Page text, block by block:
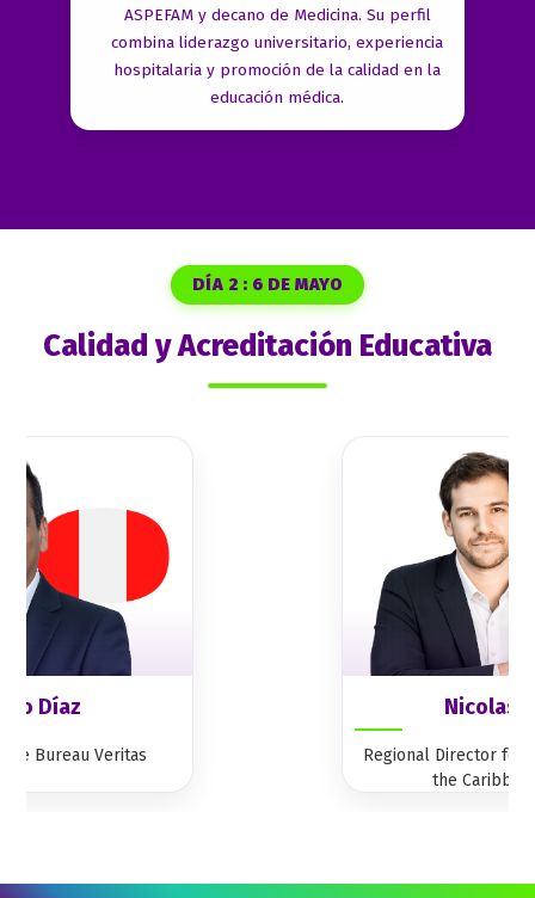
ASPEFAM y decano de Medicina. Su perfil
combina liderazgo universitario, experiencia
hospitalaria y promoción de la calidad en la
educación médica.
DÍA 2 : 6 DE MAYO
Calidad y Acreditación Educativa
Díaz
de Bureau Veritas
Nicolas
Regional Director for
the